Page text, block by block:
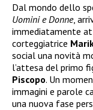
Dal mondo dello
Uomini e Donne,
immediatamente
corteggiatrice
social una novità
l’attesa del primo
Piscopo. Un
immagini e parole
una nuova fase